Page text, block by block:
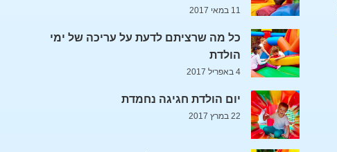
11 במאי 2017
כל מה שרציתם לדעת על עריכה של ימי
הולדת
4 באפריל 2017
יום הולדת חגיגה נחמדת
22 במרץ 2017